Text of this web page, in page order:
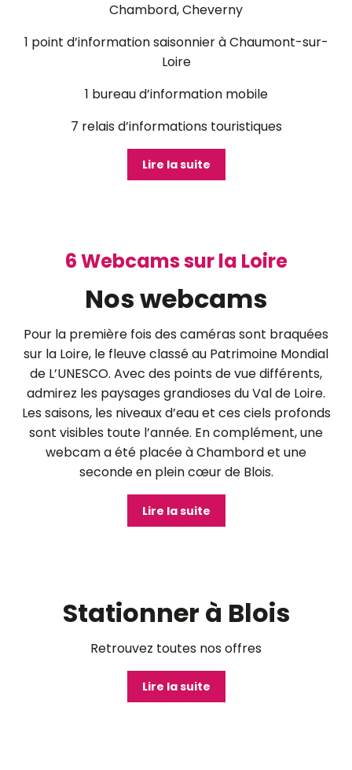
Chambord, Cheverny
1 point d’information saisonnier à Chaumont-sur-
Loire
1 bureau d’information mobile
7 relais d’informations touristiques
Lire la suite
6 Webcams sur la Loire
Nos webcams
Pour la première fois des caméras sont braquées
sur la Loire, le fleuve classé au Patrimoine Mondial
de L’UNESCO. Avec des points de vue différents,
admirez les paysages grandioses du Val de Loire.
Les saisons, les niveaux d’eau et ces ciels profonds
sont visibles toute l’année. En complément, une
webcam a été placée à Chambord et une
seconde en plein cœur de Blois.
Lire la suite
Stationner à Blois
Retrouvez toutes nos offres
Lire la suite